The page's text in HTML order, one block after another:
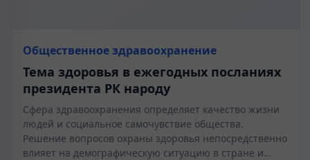
Общественное здравоохранение
Тема здоровья в ежегодных посланиях
президента РК народу
Сфера здравоохранения определяет качество жизни
людей и социальное самочувствие общества.
Решение вопросов охраны здоровья непосредственно
влияет на демографическую ситуацию в стране и…